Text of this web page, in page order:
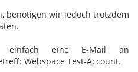
benötigen wir jedoch trotzdem
einfach eine E-Mail an
Webspace Test-Account.